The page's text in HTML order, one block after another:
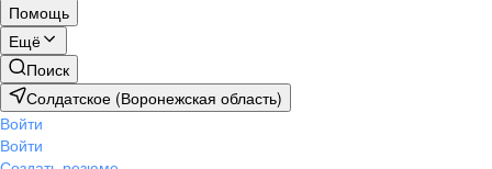
Помощь
Ещё
Поиск
Солдатское (Воронежская область)
Войти
Войти